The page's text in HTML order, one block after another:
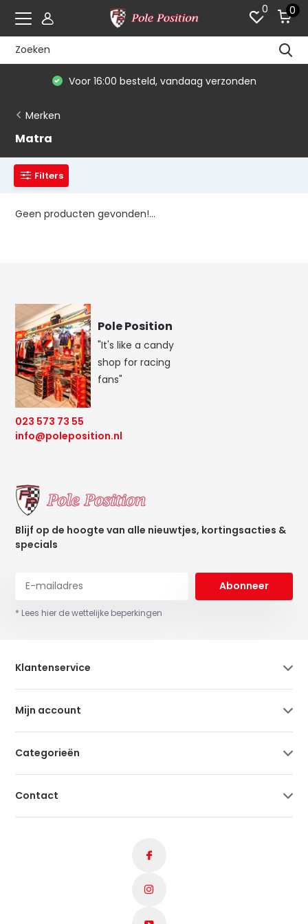
0 0
Voor 16:00 besteld, vandaag verzonden
Merken
Matra
Filters
Geen producten gevonden!...
Pole Position
"It's like a candy
shop for racing
fans"
023 573 73 55
info@poleposition.nl
Blijf op de hoogte van alle nieuwtjes, kortingsacties &
specials
Abonneer
* Lees hier de wettelijke beperkingen
Klantenservice
Mijn account
Categorieën
Contact